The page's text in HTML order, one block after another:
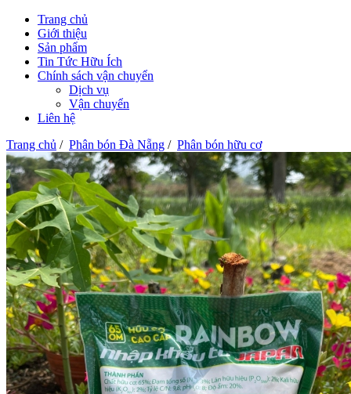
Trang chủ
Giới thiệu
Sản phẩm
Tin Tức Hữu Ích
Chính sách vận chuyển
Dịch vụ
Vận chuyển
Liên hệ
Trang chủ / Phân bón Đà Nẵng / Phân bón hữu cơ